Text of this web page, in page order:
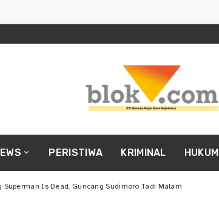
PERISTIWA KRIMINAL HUKUM
Superman Is Dead, Guncang Sudimoro Tadi Malam